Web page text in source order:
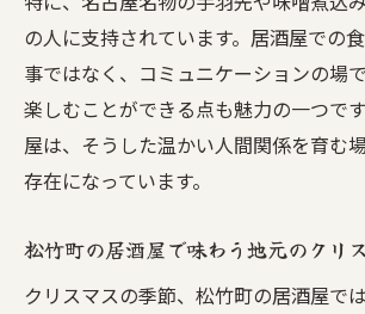
の人に支持されています。居酒屋での
事ではなく、コミュニケーションの場
楽しむことができる点も魅力の一つで
屋は、そうした温かい人間関係を育む
存在になっています。
松竹町の居酒屋で味わう地元のクリ
クリスマスの季節、松竹町の居酒屋で